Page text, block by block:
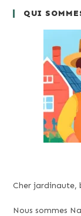
QUI
Cher jardinaute,
Nous sommes